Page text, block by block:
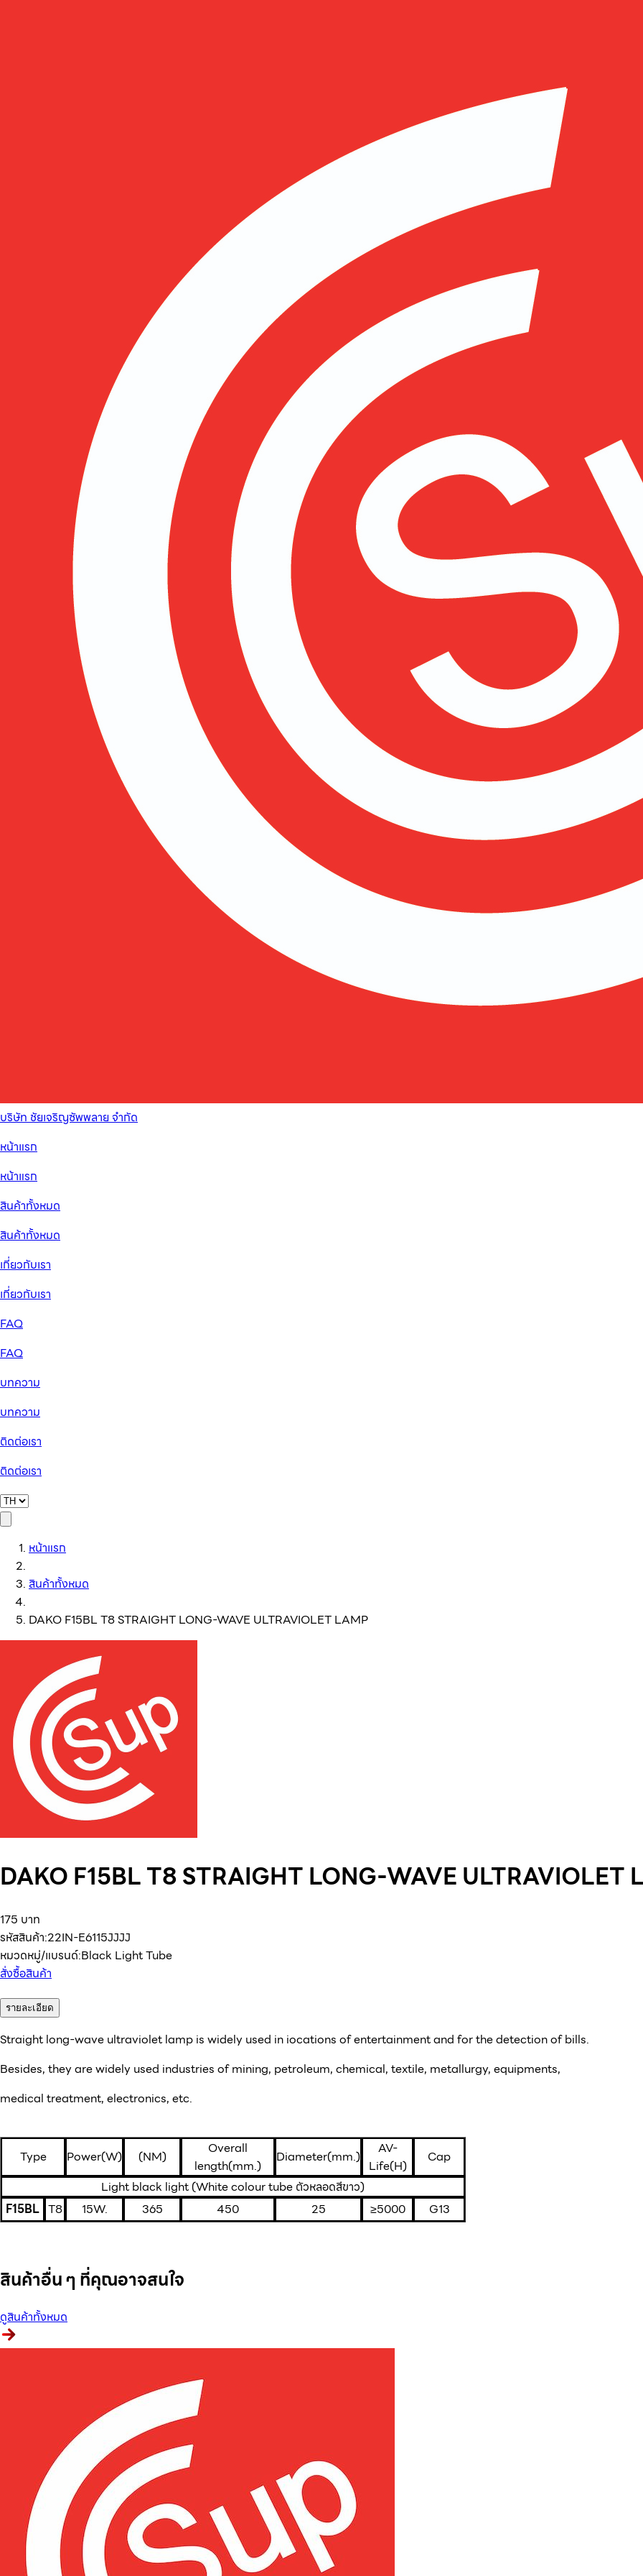
บริษัท ชัยเจริญซัพพลาย จำกัด
หน้าแรก
หน้าแรก
สินค้าทั้งหมด
สินค้าทั้งหมด
เกี่ยวกับเรา
เกี่ยวกับเรา
FAQ
FAQ
บทความ
บทความ
ติดต่อเรา
ติดต่อเรา
หน้าแรก
สินค้าทั้งหมด
DAKO F15BL T8 STRAIGHT LONG-WAVE ULTRAVIOLET LAMP
DAKO F15BL T8 STRAIGHT LONG-WAVE ULTRAVIOLET
175 บาท
รหัสสินค้า:22IN-E6115JJJJ
หมวดหมู่/แบรนด์:Black Light Tube
สั่งซื้อสินค้า
รายละเอียด
Straight long-wave ultraviolet lamp is widely used in iocations of entertainment and for the detection of bills.
Besides, they are widely used industries of mining, petroleum, chemical, textile, metallurgy, equipments,
medical treatment, electronics, etc.
Type Power(W) (NM)
Overall
length(mm.)
Diameter(mm.)
AV-
Life(H)
Cap
Light black light (White colour tube ตัวหลอดสีขาว)
F15BL T8 15W. 365 450 25 ≥5000 G13
สินค้าอื่น ๆ ที่คุณอาจสนใจ
ดูสินค้าทั้งหมด